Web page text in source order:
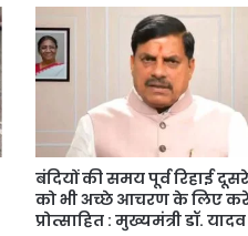
बंदियों की समय पूर्व रिहाई
को भी अच्छे आचरण के लिए
प्रोत्साहित : मुख्यमंत्री डॉ. यादव